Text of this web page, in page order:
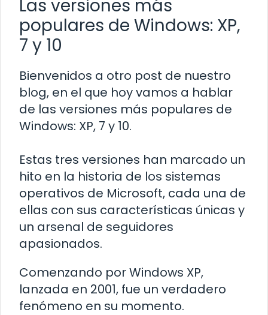
Las versiones más
populares de Windows: XP,
7 y 10
Bienvenidos a otro post de nuestro
blog, en el que hoy vamos a hablar
de las versiones más populares de
Windows: XP, 7 y 10.
Estas tres versiones han marcado un
hito en la historia de los sistemas
operativos de Microsoft, cada una de
ellas con sus características únicas y
un arsenal de seguidores
apasionados.
Comenzando por Windows XP,
lanzada en 2001, fue un verdadero
fenómeno en su momento.